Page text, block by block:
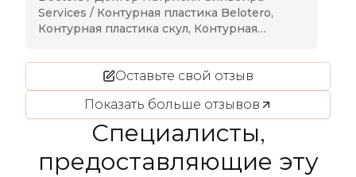
thank you Doctor Patricia for your amazing
work!
Services / Контурная пластика Belotero,
Контурная пластика скул, Контурная
Restyline,Восстановите сияние молодости с
помощью филлеров Teosyal в клинике
Seline,Контурная пластика области вокруг
Оставьте свой отзыв
Показать больше отзывов
Специалисты,
предоставляющие эту